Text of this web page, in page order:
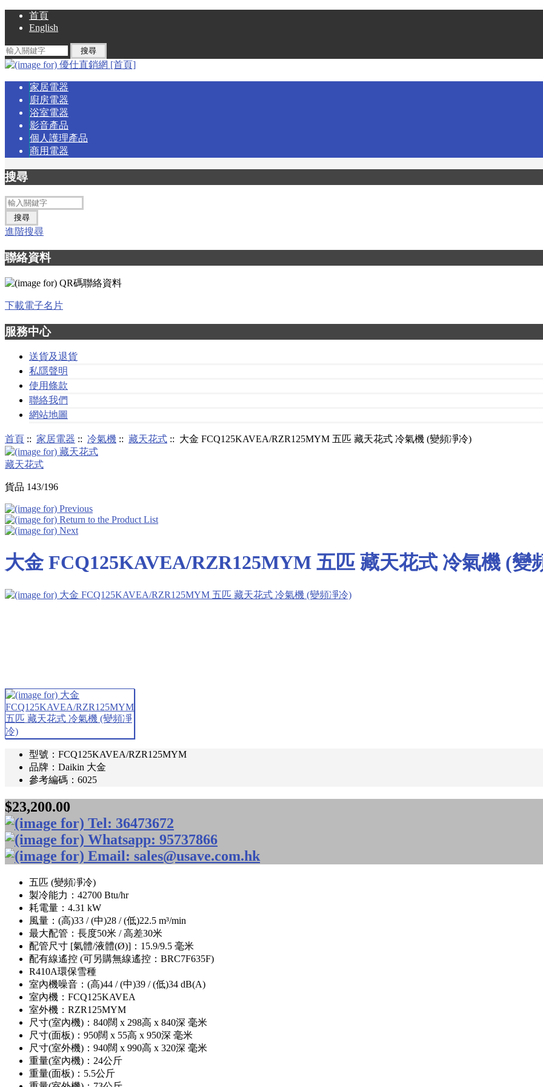
首頁
English
家居電器
廚房電器
浴室電器
影音產品
個人護理產品
商用電器
搜尋
進階搜尋
聯絡資料
下載電子名片
服務中心
送貨及退貨
私隱聲明
使用條款
聯絡我們
網站地圖
首頁 :: 家居電器 :: 冷氣機 :: 藏天花式 :: 大金 FCQ125KAVEA/RZR125MYM 五匹 藏天花式 冷氣機 (變頻凈冷)
藏天花式
貨品 143/196
大金 FCQ125KAVEA/RZR125MYM 五匹 藏天花式 冷氣機 (變
型號：FCQ125KAVEA/RZR125MYM
品牌：Daikin 大金
參考編碼：6025
$23,200.00
五匹 (變頻凈冷)
製冷能力：42700 Btu/hr
耗電量：4.31 kW
風量：(高)33 / (中)28 / (低)22.5 m³/min
最大配管：長度50米 / 高差30米
配管尺寸 [氣體/液體(Ø)]：15.9/9.5 毫米
配有線遙控 (可另購無線遙控：BRC7F635F)
R410A環保雪種
室內機噪音：(高)44 / (中)39 / (低)34 dB(A)
室內機：FCQ125KAVEA
室外機：RZR125MYM
尺寸(室內機)：840闊 x 298高 x 840深 毫米
尺寸(面板)：950闊 x 55高 x 950深 毫米
尺寸(室外機)：940闊 x 990高 x 320深 毫米
重量(室內機)：24公斤
重量(面板)：5.5公斤